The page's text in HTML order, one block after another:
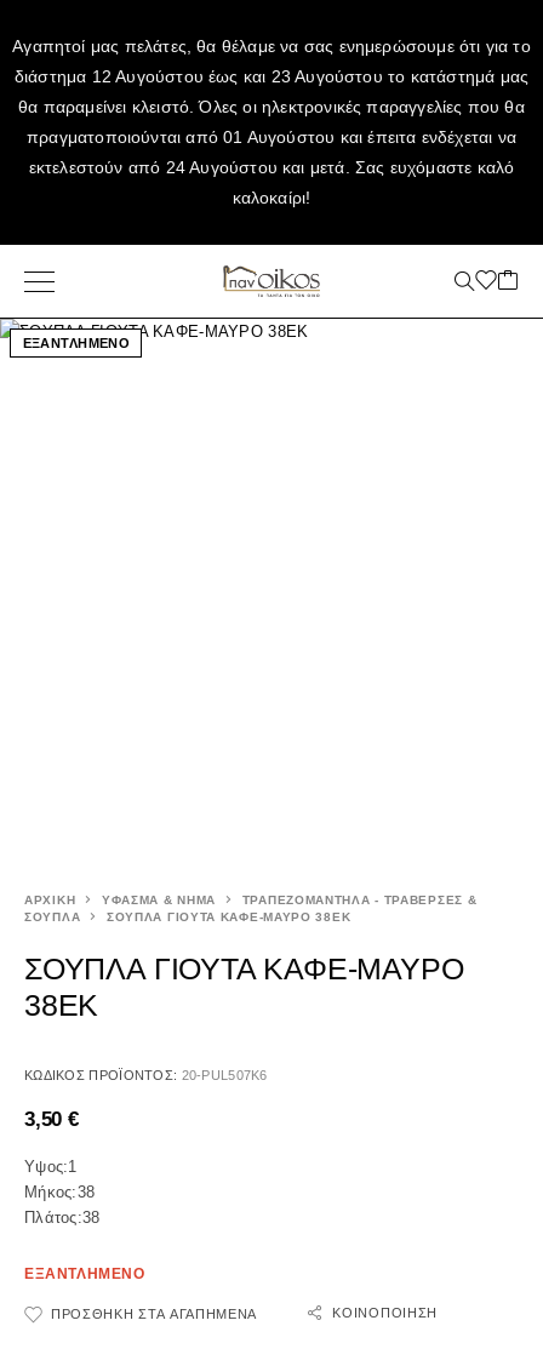
Αγαπητοί μας πελάτες, θα θέλαμε να σας ενημερώσουμε ότι για το
διάστημα 12 Αυγούστου έως και 23 Αυγούστου το κατάστημά μας
θα παραμείνει κλειστό. Όλες οι ηλεκτρονικές παραγγελίες που θα
πραγματοποιούνται από 01 Αυγούστου και έπειτα ενδέχεται να
εκτελεστούν από 24 Αυγούστου και μετά. Σας ευχόμαστε καλό
καλοκαίρι!
ΕΞΑΝΤΛΗΜΕΝΟ
ΑΡΧΙΚΉ ΥΦΑΣΜΑ & ΝΗΜΑ
ΤΡΑΠΕΖΟΜΑΝΤΗΛΑ - ΤΡΑΒΕΡΣΕΣ &
ΣΟΥΠΛΑ
ΣΟΥΠΛΑ ΓΙΟΥΤΑ ΚΑΦΕ-ΜΑΥΡΟ 38ΕΚ
ΣΟΥΠΛΑ ΓΙΟΥΤΑ ΚΑΦΕ-ΜΑΥΡΟ
38ΕΚ
ΚΩΔΙΚΌΣ ΠΡΟΪΌΝΤΟΣ: 20-PUL507K6
3,50€
Υψος:1
Μήκος:38
Πλάτος:38
ΕΞΑΝΤΛΗΜΕΝΟ
ΠΡΟΣΘΉΚΗ ΣΤΑ ΑΓΑΠΗΜΈΝΑ ΚΟΙΝΟΠΟΊΗΣΗ